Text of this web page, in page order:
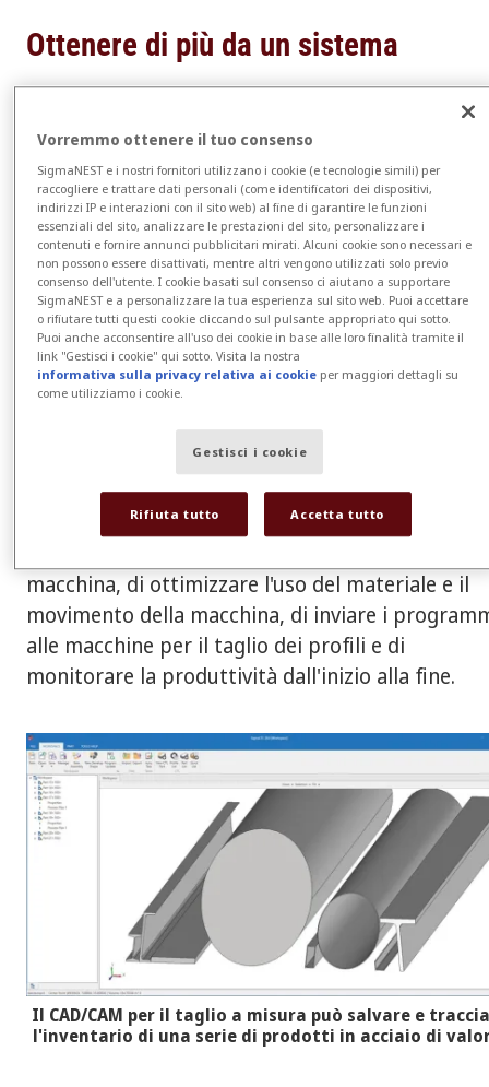
Ottenere di più da un sistema
principale è l'inventario e la tracciabilità, per
assicurarsi che il materiale arrivi ai clienti nel
più accurato e rapido possibile", spiega Dakota
Baird, product owner di SigmaNEST, un
nesting avanzato che offre un'ampia gamma di
funzioni modulari e personalizzabili per i
produttori. "L'integrazione CAD/CAM fornisce
informazioni molto più specifiche sugli articoli
inventario, come le dimensioni e le geometrie, e
SigmaNEST è in grado di importare pezzi da
qualsiasi sistema CAD, di suddividerli
macchina, di ottimizzare l'uso del materiale e il
movimento della macchina, di inviare i
alle macchine per il taglio dei profili e di
monitorare la produttività dall'inizio alla fine.
Il CAD/CAM per il taglio a misura può salvare e
l'inventario di una serie di prodotti in acciaio di
Vorremmo ottenere il tuo consenso
SigmaNEST e i nostri fornitori utilizzano i cookie (e tecnologie simili) per
raccogliere e trattare dati personali (come identificatori dei dispositivi,
indirizzi IP e interazioni con il sito web) al fine di garantire le funzioni
essenziali del sito, analizzare le prestazioni del sito, personalizzare i
contenuti e fornire annunci pubblicitari mirati. Alcuni cookie sono necessari e
non possono essere disattivati, mentre altri vengono utilizzati solo previo
consenso dell'utente. I cookie basati sul consenso ci aiutano a supportare
SigmaNEST e a personalizzare la tua esperienza sul sito web. Puoi accettare
o rifiutare tutti questi cookie cliccando sul pulsante appropriato qui sotto.
Puoi anche acconsentire all'uso dei cookie in base alle loro finalità tramite il
link "Gestisci i cookie" qui sotto. Visita la nostra
informativa sulla privacy relativa ai cookieper maggiori dettagli su
come utilizziamo i cookie.
Gestisci i cookie
Rifiuta tutto Accetta tutto